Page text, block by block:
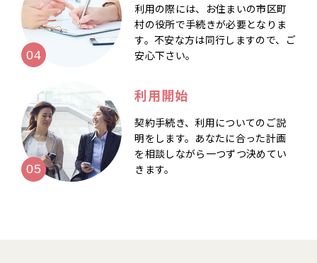
利用の際には、お住まいの市区町
村の役所で手続きが必要となりま
す。不安な方は同行しますので、ご
安心下さい。
利用開始
契約手続き、利用についてのご説
明をします。あなたに合った計画
を相談しながら一つずつ決めてい
きます。